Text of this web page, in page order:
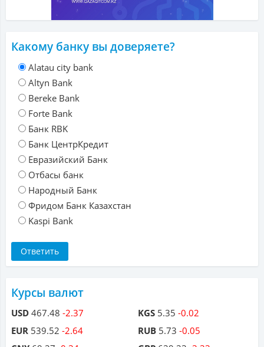
Какому банку вы доверяете?
Alatau city bank
Altyn Bank
Bereke Bank
Forte Bank
Банк RBK
Банк ЦентрКредит
Евразийский Банк
Отбасы банк
Народный Банк
Фридом Банк Казахстан
Kaspi Bank
Курсы валют
USD 467.48 -2.37
EUR 539.52 -2.64
KGS 5.35 -0.02
RUB 5.73 -0.05